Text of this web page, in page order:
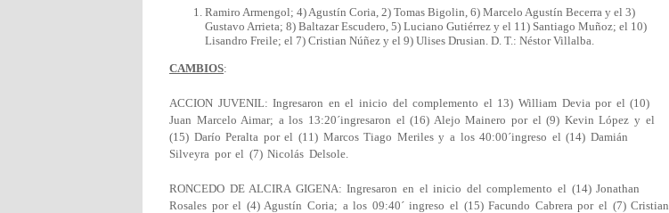
Ramiro Armengol; 4) Agustín Coria, 2) Tomas Bigolin, 6) Marcelo Agustín Becerra y el 3)
Gustavo Arrieta; 8) Baltazar Escudero, 5) Luciano Gutiérrez y el 11) Santiago Muñoz; el 10)
Lisandro Freile; el 7) Cristian Núñez y el 9) Ulises Drusian. D. T.: Néstor Villalba.
CAMBIOS:
ACCION JUVENIL: Ingresaron en el inicio del complemento el 13) William Devia por el (10)
Juan Marcelo Aimar; a los 13:20´ingresaron el (16) Alejo Mainero por el (9) Kevin López y el
(15) Darío Peralta por el (11) Marcos Tiago Meriles y a los 40:00´ingreso el (14) Damián
Silveyra por el (7) Nicolás Delsole.
RONCEDO DE ALCIRA GIGENA: Ingresaron en el inicio del complemento el (14) Jonathan
Rosales por el (4) Agustín Coria; a los 09:40´ ingreso el (15) Facundo Cabrera por el (7) Cristian